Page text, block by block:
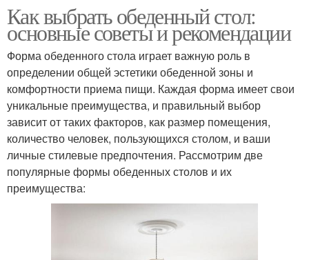
Как выбрать обеденный стол:
основные советы и рекомендации
Форма обеденного стола играет важную роль в
определении общей эстетики обеденной зоны и
комфортности приема пищи. Каждая форма имеет свои
уникальные преимущества, и правильный выбор
зависит от таких факторов, как размер помещения,
количество человек, пользующихся столом, и ваши
личные стилевые предпочтения. Рассмотрим две
популярные формы обеденных столов и их
преимущества: